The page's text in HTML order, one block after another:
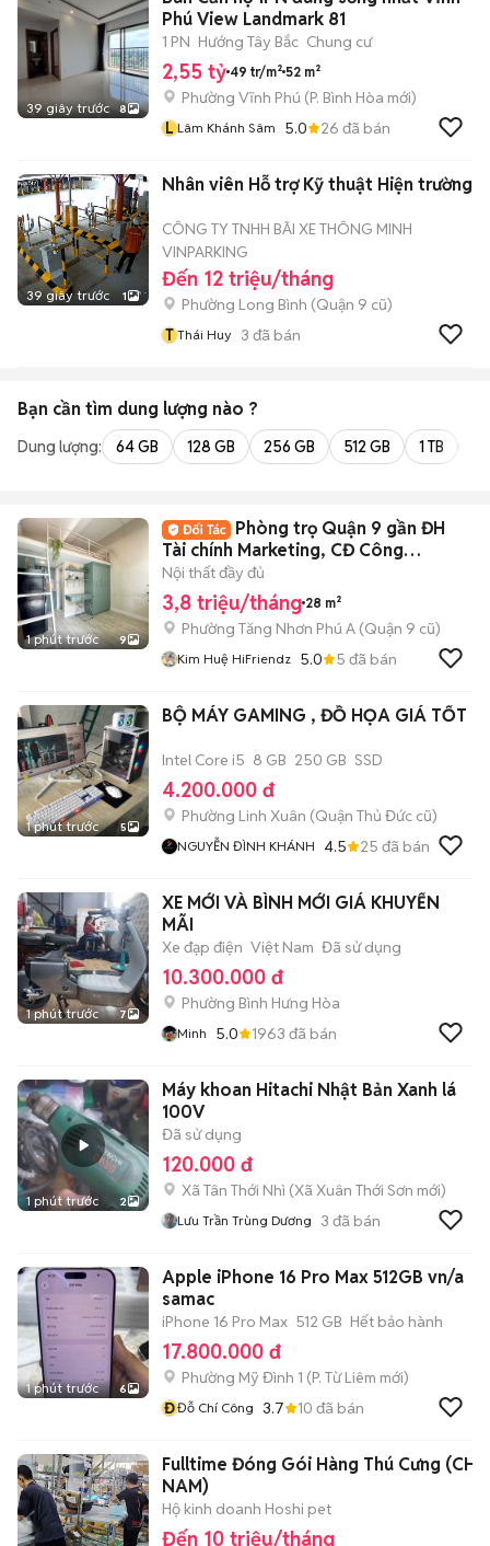
39 giây trước 8
Phú View Landmark 81
1 PN Hướng Tây Bắc Chung cư
2,55 tỷ 49 tr/m² 52 m²
Phường Vĩnh Phú (P. Bình Hòa mới)
L Lâm Khánh Sâm 5.0 26 đã bán
39 giây trước 1
Nhân viên Hỗ trợ Kỹ thuật Hiện trường
CÔNG TY TNHH BÃI XE THÔNG MINH
VINPARKING
Đến 12 triệu/tháng
Phường Long Bình (Quận 9 cũ)
T Thái Huy 3 đã bán
Bạn cần tìm dung lượng nào ?
Dung lượng: 64 GB 128 GB 256 GB 512 GB 1 TB
1 phút trước 9
Phòng trọ Quận 9 gần ĐH
Tài chính Marketing, CĐ Công
Thương, KCNC
Nội thất đầy đủ
3,8 triệu/tháng 28 m²
Phường Tăng Nhơn Phú A (Quận 9 cũ)
Kim Huệ HiFriendz 5.0 5 đã bán
1 phút trước 5
BỘ MÁY GAMING , ĐỒ HỌA GIÁ TỐT
Intel Core i5 8 GB 250 GB SSD
4.200.000 đ
Phường Linh Xuân (Quận Thủ Đức cũ)
NGUYỄN ĐÌNH KHÁNH 4.5 25 đã bán
1 phút trước 7
XE MỚI VÀ BÌNH MỚI GIÁ KHUYẾN
MÃI
Xe đạp điện Việt Nam Đã sử dụng
10.300.000 đ
Phường Bình Hưng Hòa
Minh 5.0 1963 đã bán
1 phút trước 2
Máy khoan Hitachi Nhật Bản Xanh lá
100V
Đã sử dụng
120.000 đ
Xã Tân Thới Nhì (Xã Xuân Thới Sơn mới)
Lưu Trần Trùng Dương 3 đã bán
1 phút trước 6
Apple iPhone 16 Pro Max 512GB vn/a
samac
iPhone 16 Pro Max 512 GB Hết bảo hành
17.800.000 đ
Phường Mỹ Đình 1 (P. Từ Liêm mới)
ĐĐỗ Chí Công 3.7 10 đã bán
Fulltime Đóng Gói Hàng Thú Cưng (CHỈ
NAM)
Hộ kinh doanh Hoshi pet
Đến 10 triệu/tháng